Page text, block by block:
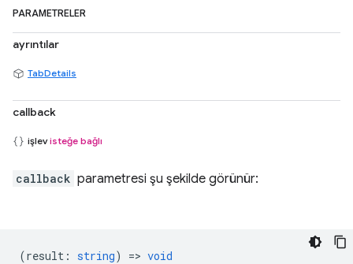
PARAMETRELER
ayrıntılar
TabDetails
callback
işlevisteğe bağlı
callback parametresi şu şekilde görünür:
(result : string) => void